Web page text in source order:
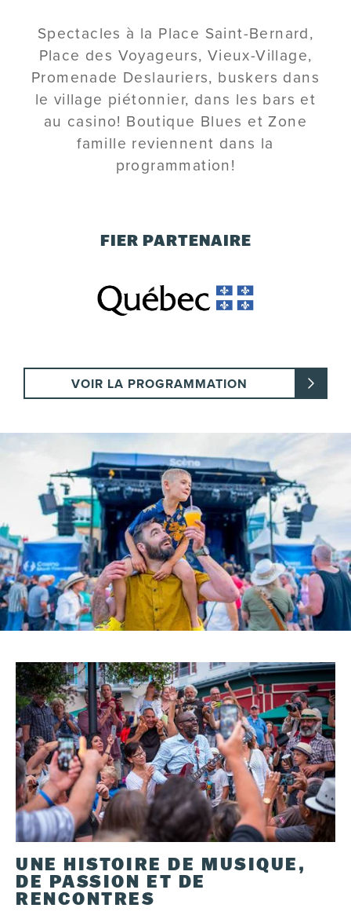
Spectacles à la Place Saint-Bernard,
Place des Voyageurs, Vieux-Village,
Promenade Deslauriers, buskers dans
le village piétonnier, dans les bars et
au casino! Boutique Blues et Zone
famille reviennent dans la
programmation!
FIER PARTENAIRE
VOIR LA PROGRAMMATION
UNE HISTOIRE DE MUSIQUE,
DE PASSION ET DE
RENCONTRES